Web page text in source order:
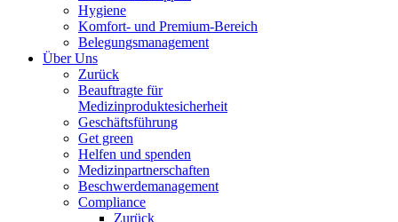
Hygiene
Komfort- und Premium-Bereich
Belegungsmanagement
Über Uns
Zurück
Beauftragte für
Medizinproduktesicherheit
Geschäftsführung
Get green
Helfen und spenden
Medizinpartnerschaften
Beschwerdemanagement
Compliance
Zurück